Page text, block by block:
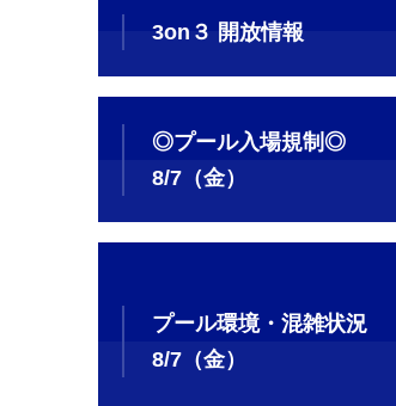
3on３ 開放情報
◎プール入場規制◎
8/7（金）
プール環境・混雑状況
8/7（金）